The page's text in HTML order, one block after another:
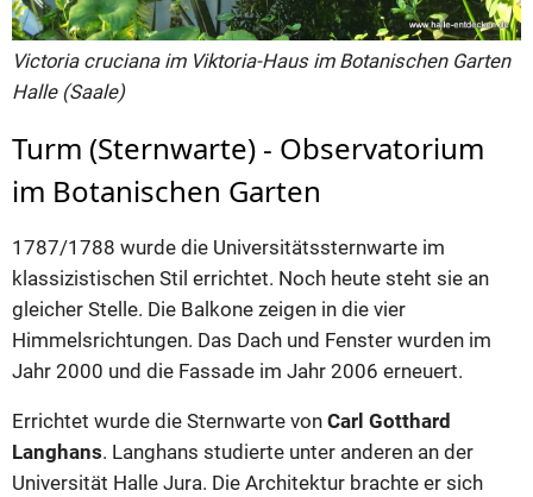
Victoria cruciana im Viktoria-Haus im Botanischen Garten
Halle (Saale)
Turm (Sternwarte) - Observatorium
im Botanischen Garten
1787/1788 wurde die Universitätssternwarte im
klassizistischen Stil errichtet. Noch heute steht sie an
gleicher Stelle. Die Balkone zeigen in die vier
Himmelsrichtungen. Das Dach und Fenster wurden im
Jahr 2000 und die Fassade im Jahr 2006 erneuert.
Errichtet wurde die Sternwarte von Carl Gotthard
Langhans. Langhans studierte unter anderen an der
Universität Halle Jura. Die Architektur brachte er sich